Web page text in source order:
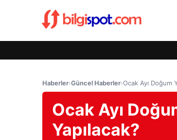
Haberler›Güncel Haberler›Ocak Ayı Doğum
Ocak Ayı
Yapılacak?